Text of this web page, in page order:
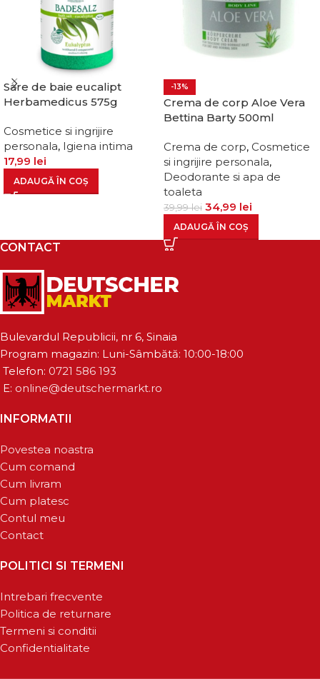
Sare de baie eucalipt
Herbamedicus 575g
Cosmetice si ingrijire
personala, Igiena intima
17,99 lei
ADAUGĂ ÎN COȘ
-13%
Crema de corp Aloe Vera
Bettina Barty 500ml
Crema de corp, Cosmetice
si ingrijire personala,
Deodorante si apa de
toaleta
39,99lei 34,99 lei
ADAUGĂ ÎN COȘ
CONTACT
Bulevardul Republicii, nr 6, Sinaia
Program magazin: Luni-Sâmbătă: 10:00-18:00
Telefon: 0721 586 193
E: online@deutschermarkt.ro
INFORMATII
Povestea noastra
Cum comand
Cum livram
Cum platesc
Contul meu
Contact
POLITICI SI TERMENI
Intrebari frecvente
Politica de returnare
Termeni si conditii
Confidentialitate